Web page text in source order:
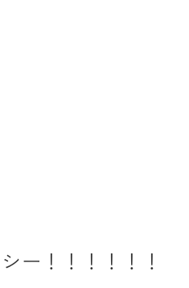
ー！！！！！！